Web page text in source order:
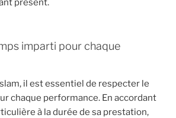
présent.
imparti pour chaque
il est essentiel de respecter le
chaque performance. En accordant
à la durée de sa prestation,